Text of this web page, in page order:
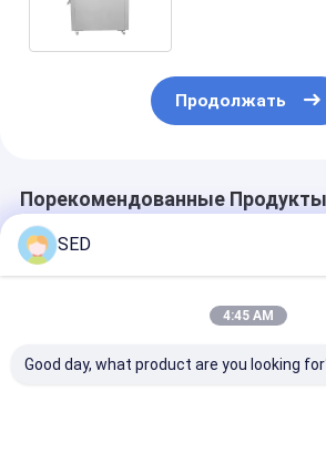
Продолжать
Порекомендованные Продукты
SED
4:45 AM
Good day, what product are you looking